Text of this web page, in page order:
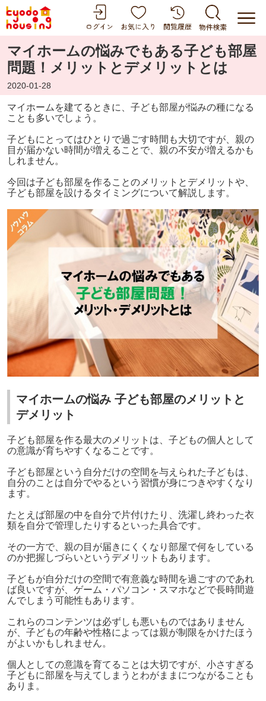
マイホームの悩みでもある子ども部屋
問題！メリットとデメリットとは
2020-01-28
マイホームを建てるときに、子ども部屋が悩みの種になる
ことも多いでしょう。
子どもにとってはひとりで過ごす時間も大切ですが、親の
目が届かない時間が増えることで、親の不安が増えるかも
しれません。
今回は子ども部屋を作ることのメリットとデメリットや、
子ども部屋を設けるタイミングについて解説します。
マイホームの悩み 子ども部屋のメリットと
デメリット
子ども部屋を作る最大のメリットは、子どもの個人として
の意識が育ちやすくなることです。
子ども部屋という自分だけの空間を与えられた子どもは、
自分のことは自分でやるという習慣が身につきやすくなり
ます。
たとえば部屋の中を自分で片付けたり、洗濯し終わった衣
類を自分で管理したりするといった具合です。
その一方で、親の目が届きにくくなり部屋で何をしている
のか把握しづらいというデメリットもあります。
子どもが自分だけの空間で有意義な時間を過ごすのであれ
ば良いですが、ゲーム・パソコン・スマホなどで長時間遊
んでしまう可能性もあります。
これらのコンテンツは必ずしも悪いものではありません
が、子どもの年齢や性格によっては親が制限をかけたほう
がよいかもしれません。
個人としての意識を育てることは大切ですが、小さすぎる
子どもに部屋を与えてしまうとわがままにつながることも
ありま。